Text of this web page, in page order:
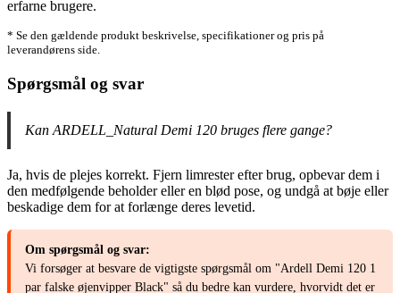
erfarne brugere.
* Se den gældende produkt beskrivelse, specifikationer og pris på
leverandørens side.
Spørgsmål og svar
Kan ARDELL_Natural Demi 120 bruges flere gange?
Ja, hvis de plejes korrekt. Fjern limrester efter brug, opbevar dem i
den medfølgende beholder eller en blød pose, og undgå at bøje eller
beskadige dem for at forlænge deres levetid.
Om spørgsmål og svar:
Vi forsøger at besvare de vigtigste spørgsmål om "Ardell Demi 120 1
par falske øjenvipper Black" så du bedre kan vurdere, hvorvidt det er